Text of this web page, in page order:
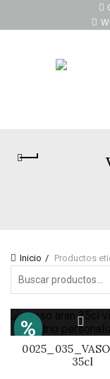
Inicio Productos
for:
%
35cl